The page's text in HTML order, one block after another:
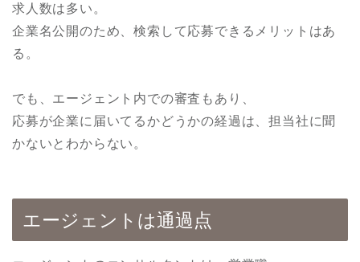
求人数は多い。
企業名公開のため、検索して応募できるメリットはあ
る。
でも、エージェント内での審査もあり、
応募が企業に届いてるかどうかの経過は、担当社に聞
かないとわからない。
エージェントは通過点